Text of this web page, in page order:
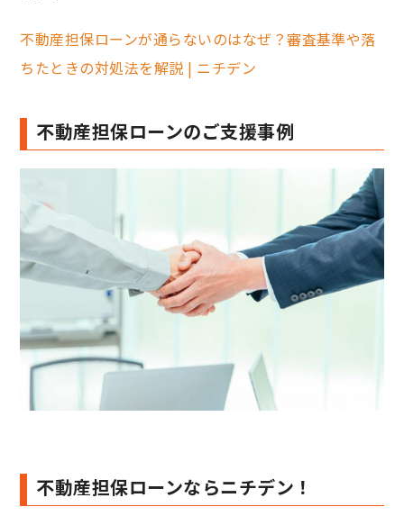
不動産担保ローンが通らないのはなぜ？審査基準や落
ちたときの対処法を解説 | ニチデン
不動産担保ローンのご支援事例
不動産担保ローンならニチデン！